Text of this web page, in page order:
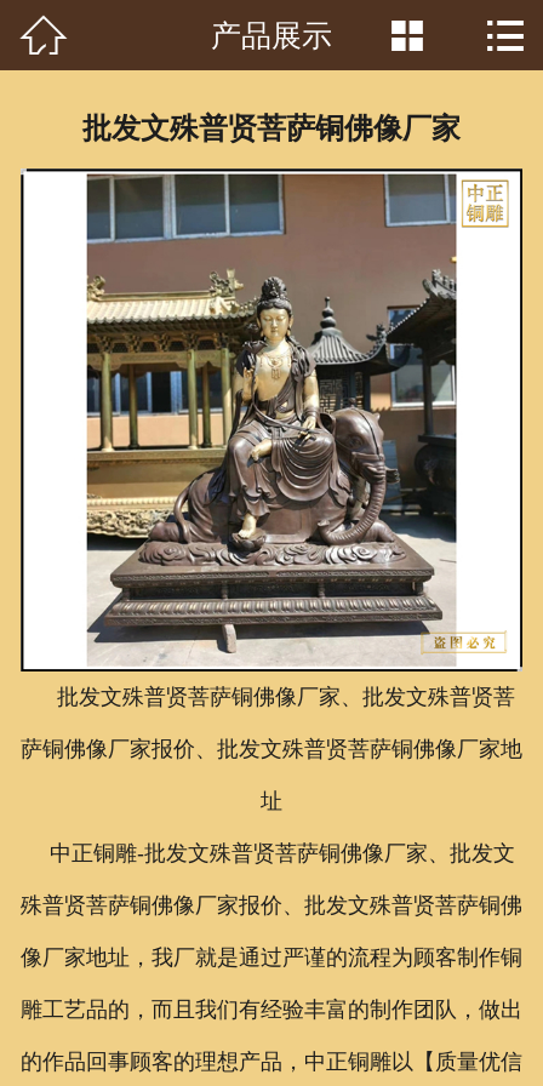
首页
客户见证
常识问答
新闻资讯
荣誉资质
泥塑鉴赏
联系我们
 产品展示  
批发文殊普贤菩萨铜佛像厂家
批发文殊普贤菩萨铜佛像厂家、批发文殊普贤菩
萨铜佛像厂家报价、批发文殊普贤菩萨铜佛像厂家地
址
中正铜雕-批发文殊普贤菩萨铜佛像厂家、 批发文
殊普贤菩萨铜佛像厂家报价、 批发文殊普贤菩萨铜佛
像厂家地址 ，我厂就是通过严谨的流程为顾客制作铜
雕工艺品的，而且我们有经验丰富的制作团队，做出
的作品回事顾客的理想产品，中正铜雕以【质量优信